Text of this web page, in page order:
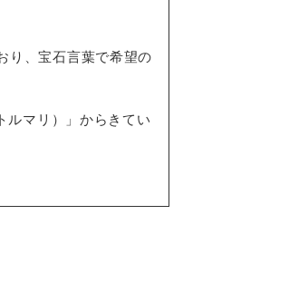
り、宝石言葉で希望の
ルマリ）」からきてい